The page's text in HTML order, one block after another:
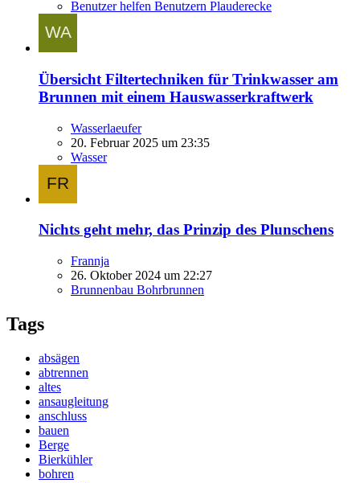
Benutzer helfen Benutzern Plauderecke
Übersicht Filtertechniken für Trinkwasser am
Brunnen mit einem Hauswasserkraftwerk
Wasserlaeufer
20. Februar 2025 um 23:35
Wasser
Nichts geht mehr, das Prinzip des Plunschens
Frannja
26. Oktober 2024 um 22:27
Brunnenbau Bohrbrunnen
Tags
absägen
abtrennen
altes
ansaugleitung
anschluss
bauen
Berge
Bierkühler
bohren